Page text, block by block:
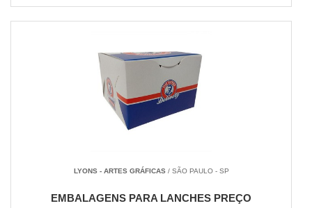
LYONS - ARTES GRÁFICAS/ SÃO PAULO - SP
EMBALAGENS PARA LANCHES PREÇO